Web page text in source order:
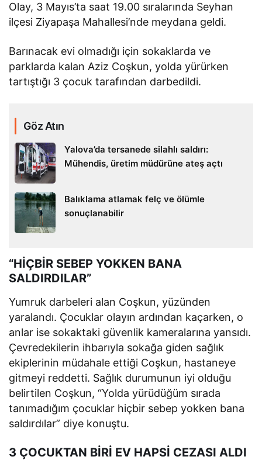
Olay, 3 Mayıs’ta saat 19.00 sıralarında Seyhan
ilçesi Ziyapaşa Mahallesi’nde meydana geldi.
Barınacak evi olmadığı için sokaklarda ve
parklarda kalan Aziz Coşkun, yolda yürürken
tartıştığı 3 çocuk tarafından darbedildi.
Göz Atın
Yalova’da tersanede silahlı saldırı:
Mühendis, üretim müdürüne ateş açtı
Balıklama atlamak felç ve ölümle
sonuçlanabilir
“HİÇBİR SEBEP YOKKEN BANA
SALDIRDILAR”
Yumruk darbeleri alan Coşkun, yüzünden
yaralandı. Çocuklar olayın ardından kaçarken, o
anlar ise sokaktaki güvenlik kameralarına yansıdı.
Çevredekilerin ihbarıyla sokağa giden sağlık
ekiplerinin müdahale ettiği Coşkun, hastaneye
gitmeyi reddetti. Sağlık durumunun iyi olduğu
belirtilen Coşkun, “Yolda yürüdüğüm sırada
tanımadığım çocuklar hiçbir sebep yokken bana
saldırdılar” diye konuştu.
3 ÇOCUKTAN BİRİ EV HAPSİ CEZASI ALDI